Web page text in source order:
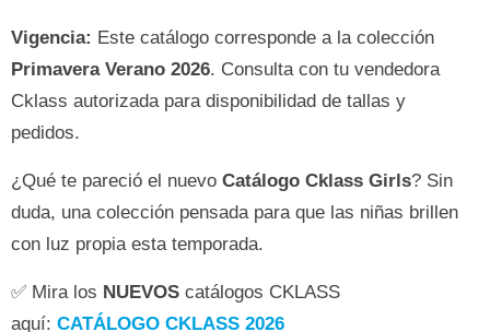
Vigencia: Este catálogo corresponde a la colección
Primavera Verano 2026. Consulta con tu vendedora
Cklass autorizada para disponibilidad de tallas y
pedidos.
¿Qué te pareció el nuevo Catálogo Cklass Girls? Sin
duda, una colección pensada para que las niñas brillen
con luz propia esta temporada.
✅ Mira los NUEVOS catálogos CKLASS
aquí: CATÁLOGO CKLASS 2026